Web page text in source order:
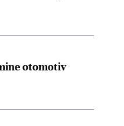
Almanya, Commerzbank
görüşmelere hazırlanıyor
otomotiv